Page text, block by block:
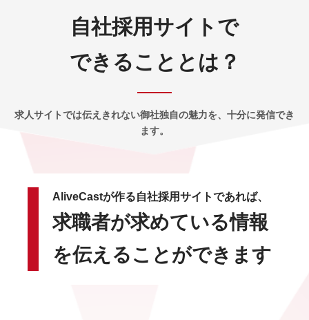
自社採用サイトで
できることとは？
求人サイトでは伝えきれない御社独自の魅力を、十分に発信でき
ます。
AliveCastが作る自社採用サイトであれば、
求職者が求めている情報
を伝えることができます